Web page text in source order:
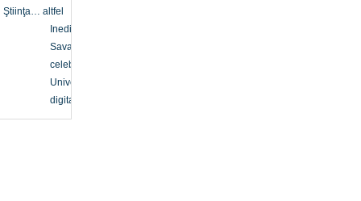
Ştiinţa… altfel
Inedit
Savanți
celebri
Univers
digital